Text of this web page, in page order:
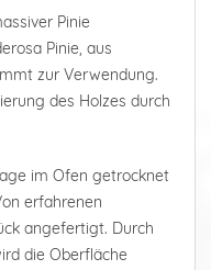
Pinie
Pinie, aus
zur Verwendung.
des Holzes durch
im Ofen getrocknet
erfahrenen
angefertigt. Durch
die Oberfläche